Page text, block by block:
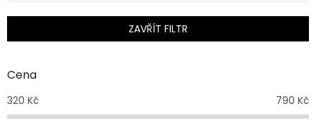
í
r
d
k
t
ZAVŘÍT FILTR
Cena
320 Kč 790 Kč